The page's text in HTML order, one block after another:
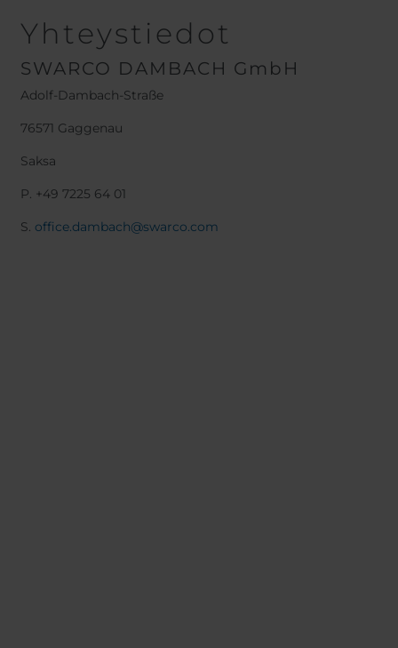
Yhteystiedot
SWARCO DAMBACH GmbH
Adolf-Dambach-Straße
76571 Gaggenau
Saksa
P. +49 7225 64 01
S. office.dambach@swarco.com